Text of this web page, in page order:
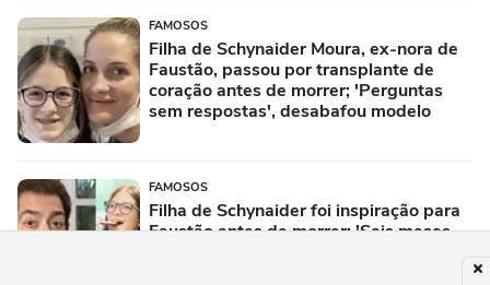
FAMOSOS
Filha de Schynaider Moura, ex-nora de
Faustão, passou por transplante de
coração antes de morrer; 'Perguntas
sem respostas', desabafou modelo
FAMOSOS
Filha de Schynaider foi inspiração para
Faustão antes de morrer: 'Seis meses